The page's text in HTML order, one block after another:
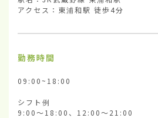
アクセス：東浦和駅 徒歩4分
勤務時間
09:00~18:00
シフト例
9:00～18:00、12:00～21:00